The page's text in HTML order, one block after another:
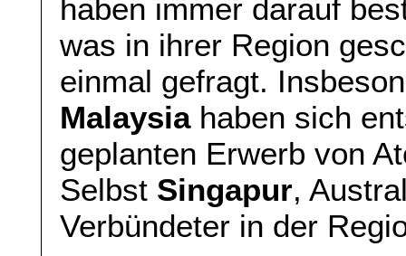
haben immer darauf
was in ihrer Region
einmal gefragt.
Malaysiahaben sich
geplanten Erwerb von
Selbst Singapur,
Verbündeter in der